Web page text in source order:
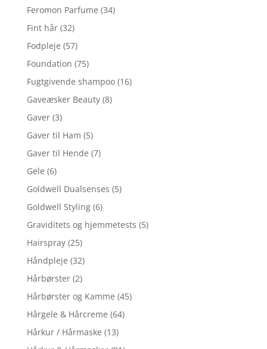
Feromon Parfume (34)
Fint hår (32)
Fodpleje (57)
Foundation (75)
Fugtgivende shampoo (16)
Gaveæsker Beauty (8)
Gaver (3)
Gaver til Ham (5)
Gaver til Hende (7)
Gele (6)
Goldwell Dualsenses (5)
Goldwell Styling (6)
Graviditets og hjemmetests (5)
Hairspray (25)
Håndpleje (32)
Hårbørster (2)
Hårbørster og Kamme (45)
Hårgele & Hårcreme (64)
Hårkur / Hårmaske (13)